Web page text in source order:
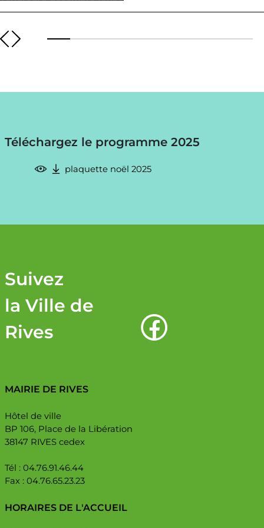
Téléchargez le programme 2025
plaquette noël 2025
Suivez
la Ville de
Rives
MAIRIE DE RIVES
Hôtel de ville
BP 106, Place de la Libération
38147 RIVES cedex
Tél : 04.76.91.46.44
Fax : 04.76.65.23.23
HORAIRES DE L'ACCUEIL